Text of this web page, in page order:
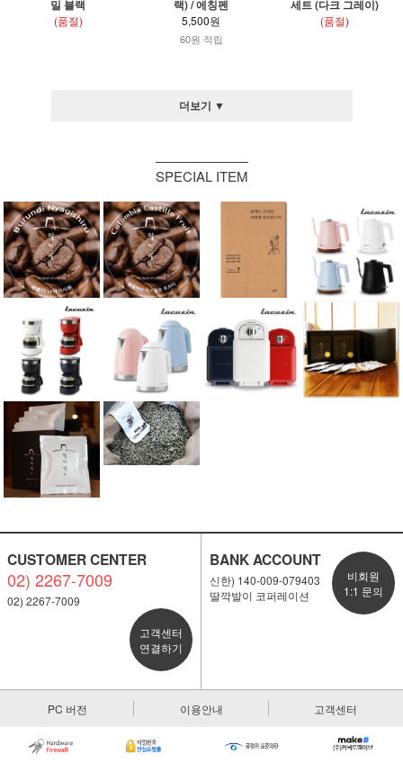
밀 블랙
(품절)
랙) / 에칭펜
5,500원
60원 적립
세트 (다크 그레이)
(품절)
더보기 ▼
SPECIAL ITEM
CUSTOMER CENTER
02) 2267-7009
02) 2267-7009
고객센터
연결하기
BANK ACCOUNT
신한) 140-009-079403
딸깍발이 코퍼레이션
비회원
1:1 문의
PC 버전 이용안내 고객센터